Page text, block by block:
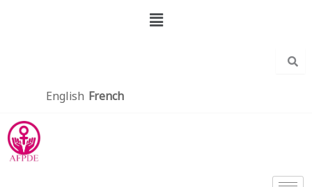
Menu
English French